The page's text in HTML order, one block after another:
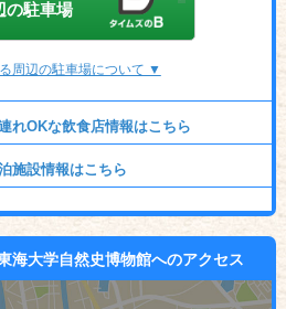
の駐車場
周辺の駐車場について ▼
れOKな飲食店情報はこちら
施設情報はこちら
海大学自然史博物館へのアクセス